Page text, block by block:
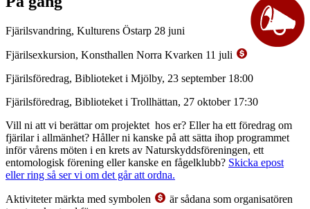
Fjärilsvandring, Kulturens Östarp 28 juni
Fjärilsexkursion, Konsthallen Norra Kvarken 11 juli
Fjärilsföredrag, Biblioteket i Mjölby, 23 september 18:00
Fjärilsföredrag, Biblioteket i Trollhättan, 27 oktober 17:30
Vill ni att vi berättar om projektet hos er? Eller ha ett föredrag om
fjärilar i allmänhet? Håller ni kanske på att sätta ihop programmet
inför vårens möten i en krets av Naturskyddsföreningen, ett
entomologisk förening eller kanske en fågelklubb? Skicka epost
eller ring så ser vi om det går att ordna.
Aktiviteter märkta med symbolen
är sådana som organisatören